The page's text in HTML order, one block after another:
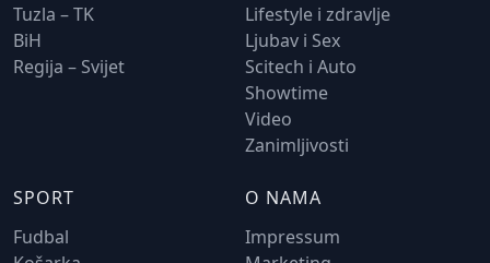
Tuzla – TK
BiH
Regija – Svijet
Lifestyle i zdravlje
Ljubav i Sex
Scitech i Auto
Showtime
Video
Zanimljivosti
SPORT
Fudbal
O NAMA
Impressum